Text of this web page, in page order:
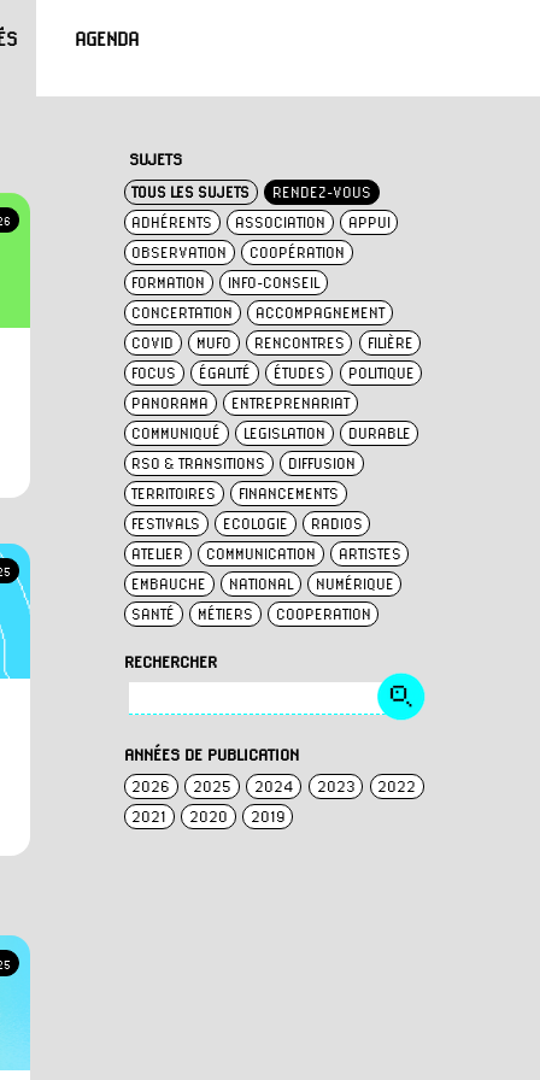
AGENDA
SUJETS
TOUS LES SUJETS
RENDEZ-VOUS
ADHÉRENTS
ASSOCIATION
APPUI
OBSERVATION
COOPÉRATION
FORMATION
INFO-CONSEIL
CONCERTATION
ACCOMPAGNEMENT
COVID
MUFO RENCONTRES
FILIÈRE
FOCUS
ÉGALITÉ ÉTUDES
POLITIQUE
PANORAMA
ENTREPRENARIAT
COMMUNIQUÉ
LEGISLATION
DURABLE
RSO & TRANSITIONS
DIFFUSION
TERRITOIRES
FINANCEMENTS
FESTIVALS
ECOLOGIE
RADIOS
ATELIER
COMMUNICATION
ARTISTES
EMBAUCHE
NATIONAL
NUMÉRIQUE
SANTÉ
MÉTIERS COOPERATION
RECHERCHER
ANNÉES DE PUBLICATION
2026 2025 2024 2023
2022
2021
2020 2019